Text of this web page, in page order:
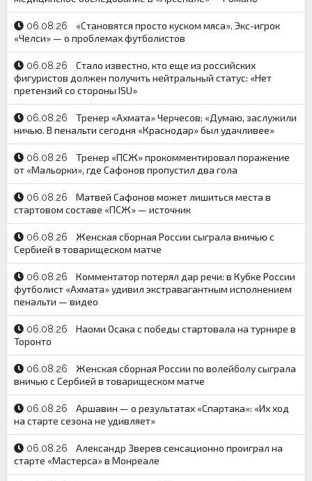
06.08.26
«Становятся просто куском мяса». Экс-игрок
«Челси» — о проблемах футболистов
06.08.26
Стало известно, кто еще из российских
фигуристов должен получить нейтральный статус: «Нет
претензий со стороны ISU»
06.08.26
Тренер «Ахмата» Черчесов: «Думаю, заслужили
ничью. В пенальти сегодня «Краснодар» был удачливее»
06.08.26
Тренер «ПСЖ» прокомментировал поражение
от «Мальорки», где Сафонов пропустил два гола
06.08.26
Матвей Сафонов может лишиться места в
стартовом составе «ПСЖ» — источник
06.08.26
Женская сборная России сыграла вничью с
Сербией в товарищеском матче
06.08.26
Комментатор потерял дар речи: в Кубке России
футболист «Ахмата» удивил экстравагантным исполнением
пенальти — видео
06.08.26
Наоми Осака с победы стартовала на турнире в
Торонто
06.08.26
Женская сборная России по волейболу сыграла
вничью с Сербией в товарищеском матче
06.08.26
Аршавин — о результатах «Спартака»: «Их ход
на старте сезона не удивляет»
06.08.26
Александр Зверев сенсационно проиграл на
старте «Мастерса» в Монреале